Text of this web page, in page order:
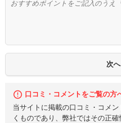
口コミ・コメントをご覧の方
当サイトに掲載の口コミ・コメ
くものであり、弊社ではその正